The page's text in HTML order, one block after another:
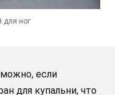
для ног
если
для купальни, что